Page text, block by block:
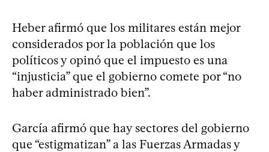
Heber afirmó que los militares están mejor
considerados por la población que los
políticos y opinó que el impuesto es una
“injusticia” que el gobierno comete por “no
haber administrado bien”.
García afirmó que hay sectores del gobierno
que “estigmatizan” a las Fuerzas Armadas y